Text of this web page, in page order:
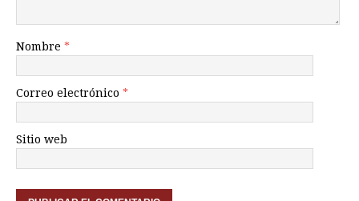
Nombre *
Correo electrónico *
Sitio web